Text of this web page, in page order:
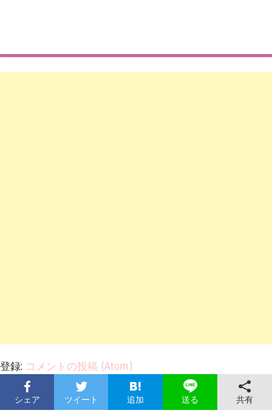
登録: コメントの投稿 (Atom)
シェア ツイート 追加 送る 共有